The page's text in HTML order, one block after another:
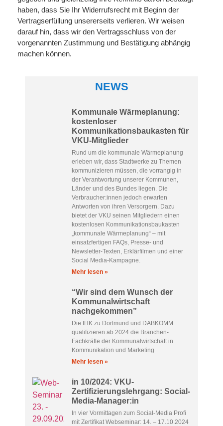
haben, dass Sie Ihr Widerrufsrecht mit Beginn der
Vertragserfüllung unsererseits verlieren. Wir weisen
darauf hin, dass wir den Vertragsschluss von der
vorgenannten Zustimmung und Bestätigung abhängig
machen können.
NEWS
Kommunale Wärmeplanung:
kostenloser
Kommunikationsbaukasten für
VKU-Mitglieder
Rund um die kommunale Wärmeplanung
erleben wir, dass Stadtwerke zu Themen
kommunizieren müssen, die vorrangig in
der Verantwortung unserer Kommunen,
Länder und des Bundes liegen. Die
Verbraucher:innen jedoch erwarten
Antworten von ihren Versorgern. Dazu
bietet der VKU seinen Mitgliedern einen
kostenlosen Kommunikationsbaukasten
„kommunale Wärmeplanung“ – mit
einsatzfertigen FAQs, Presse- und
Newsletter-Texten, Erklärfilmen und einer
Social Media-Kampagne.
Mehr lesen »
“Wir sind dem Wunsch der
Kommunalwirtschaft
nachgekommen”
Die IHK zu Dortmund und DABKOMM
qualifizieren ab 2024 die Branchen-
Fachkräfte der Kommunalwirtschaft in
Kommunikation und Marketing
Mehr lesen »
in 10/2024: VKU-
Zertifizierungslehrgang: Social-
Media-Manager:in
In vier Vormittagen zum Social-Media Profi
mit Zertifikat Webseminar: 14. – 17.10.2024